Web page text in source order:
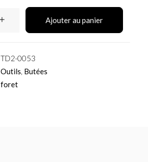
Ajouter au panier
TD2-0053
Outils, Butées
foret